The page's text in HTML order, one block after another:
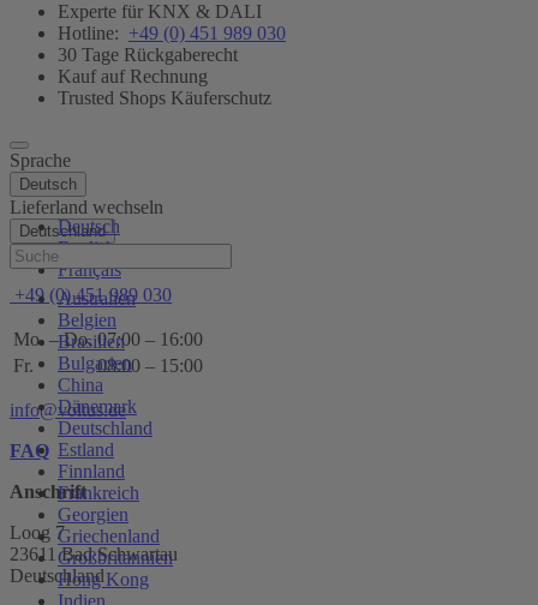
Experte für KNX & DALI
Hotline: +49 (0) 451 989 030
30 Tage Rückgaberecht
Kauf auf Rechnung
Trusted Shops Käuferschutz
Sprache
Deutsch
Deutsch
English
Français
Lieferland wechseln
Deutschland
Australien
Belgien
Brasilien
Bulgarien
China
Dänemark
Deutschland
Estland
Finnland
Frankreich
Georgien
Griechenland
Großbritannien
Hong Kong
Indien
Hilfe
+49 (0) 451 989 030
Mo. – Do. 07:00 – 16:00
Fr.
08:00 – 15:00
info@voltus.de
FAQ
Anschrift
Loog 7
23611 Bad Schwartau
Deutschland